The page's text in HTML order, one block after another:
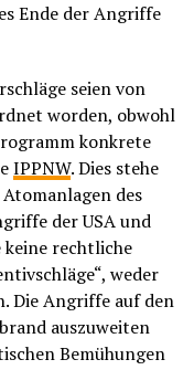
Ende der Angriffe
seien von
worden, obwohl
konkrete
IPPNW. Dies stehe
des
der USA und
keine rechtliche
weder
Die Angriffe auf den
auszuweiten
Bemühungen